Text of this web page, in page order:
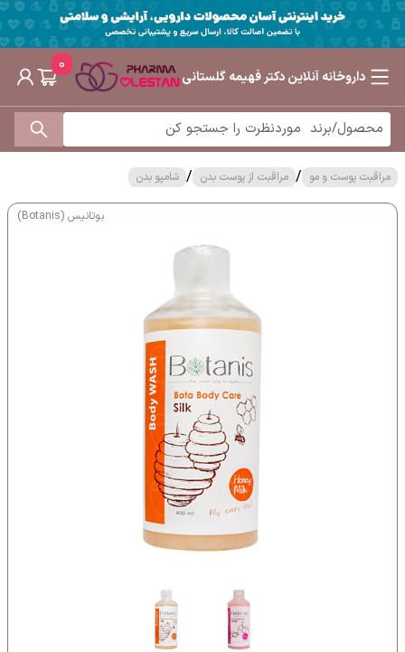
داروخانه آنلاین دکتر فهیمه گلستانی
0
مراقبت پوست و مو / مراقبت از پوست بدن / شامپو بدن
بوتانیس (Botanis)